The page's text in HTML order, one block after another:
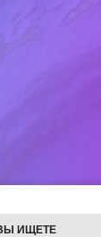
ИЩЕТЕ